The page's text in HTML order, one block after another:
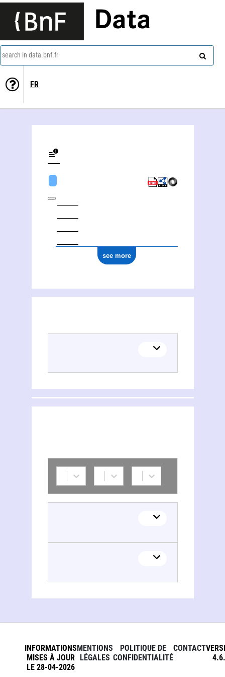
Data
search in data.bnf.fr
FR
see more
INFORMATIONS
MISES À JOUR
LE 28-04-2026
MENTIONS
LÉGALES
POLITIQUE DE
CONFIDENTIALITÉ
CONTACT